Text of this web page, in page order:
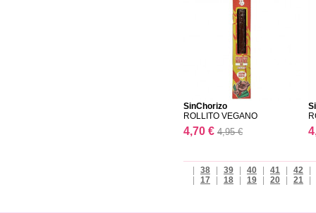
SinChorizo
ROLLITO VEGANO
4,70 € 4,95 €
42
41
40
39
38
21
20
19
18
17